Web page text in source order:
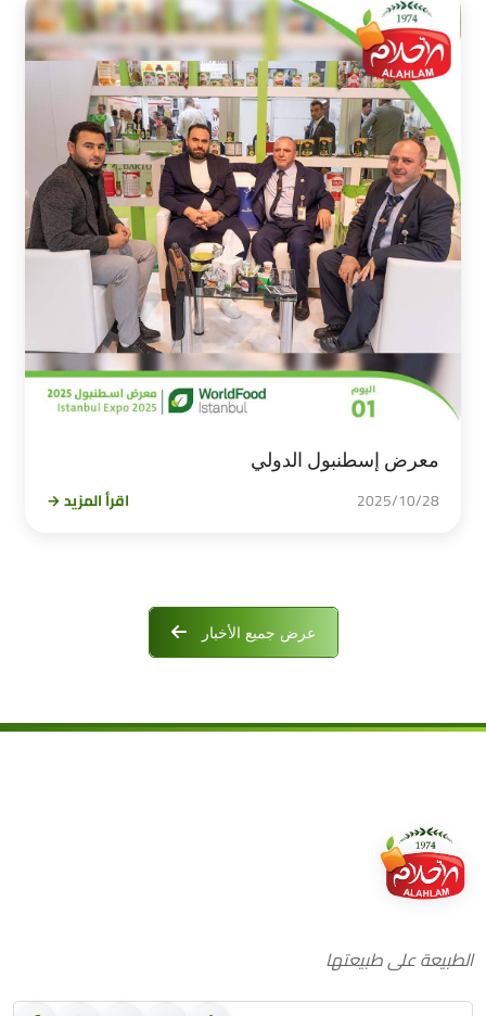
معرض إسطنبول الدولي
2025/10/28 اقرأ المزيد →
عرض جميع الأخبار
الطبيعة على طبيعتها